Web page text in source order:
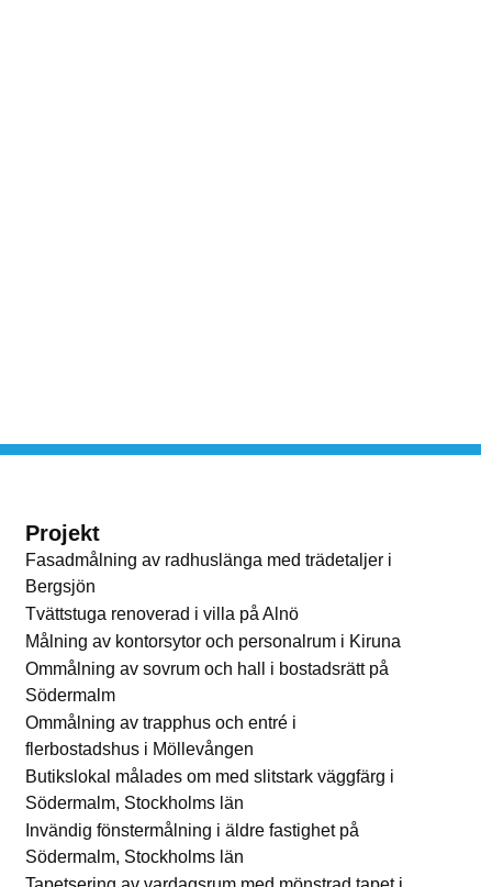
Projekt
Fasadmålning av radhuslänga med trädetaljer i
Bergsjön
Tvättstuga renoverad i villa på Alnö
Målning av kontorsytor och personalrum i Kiruna
Ommålning av sovrum och hall i bostadsrätt på
Södermalm
Ommålning av trapphus och entré i
flerbostadshus i Möllevången
Butikslokal målades om med slitstark väggfärg i
Södermalm, Stockholms län
Invändig fönstermålning i äldre fastighet på
Södermalm, Stockholms län